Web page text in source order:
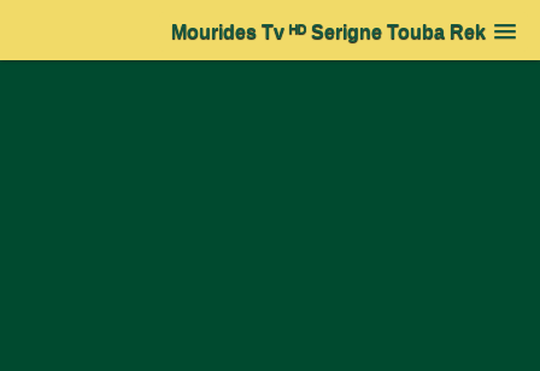
Mourides Tv ᴴᴰ Serigne Touba Rek